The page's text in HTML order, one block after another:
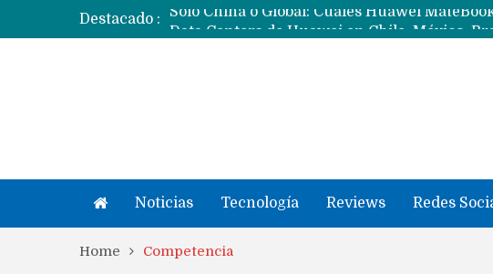
Destacado :
Noticias Tecnología Reviews Redes
Home Competencia